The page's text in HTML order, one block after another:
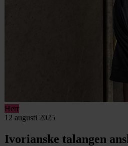
Herr
12 augusti 2025
Ivorianske talangen